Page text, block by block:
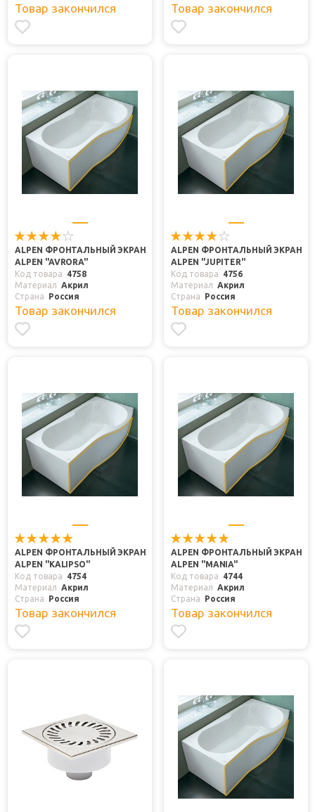
Товар закончился Товар закончился
ALPEN ФРОНТАЛЬНЫЙ ЭКРАН
ALPEN "AVRORA"
Код товара
4758
Материал
Акрил
Страна
Россия
Товар закончился
ALPEN ФРОНТАЛЬНЫЙ ЭКРАН
ALPEN "JUPITER"
Код товара
4756
Материал
Акрил
Страна
Россия
Товар закончился
ALPEN ФРОНТАЛЬНЫЙ ЭКРАН
ALPEN "KALIPSO"
Код товара
4754
Материал
Акрил
Страна
Россия
Товар закончился
ALPEN ФРОНТАЛЬНЫЙ ЭКРАН
ALPEN "MANIA"
Код товара
4744
Материал
Акрил
Страна
Россия
Товар закончился